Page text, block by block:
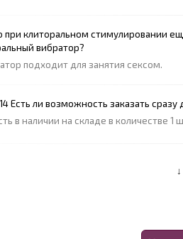
клиторальном стимулировании
вибратор?
подходит для занятия сексом.
Есть ли возможность заказать
в наличии на складе в количестве 1
↓